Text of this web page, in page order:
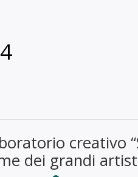
creativo
dei grandi